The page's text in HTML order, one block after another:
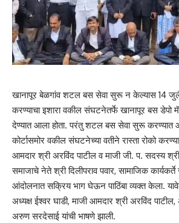
खानापूर बेळगांव शटल बस सेवा सुरू न केल्यास 14 जुलै
करण्याचा इशारा वकील संघटनेतर्फे खानापूर बस डेपो
देण्यात आला होता. परंतु शटल बस सेवा सुरू करण्यात
कोर्टासमोर वकील संघटनेच्या वतीने रास्ता रोको
आमदार श्री अरविंद पाटील व माजी जी. प. सदस्य श्री
समाजाचे नेते श्री दिलीपराव पवार, सामाजिक कार्यकर्ते
आंदोलनात सक्रिय भाग घेऊन पाठिंबा व्यक्त केला.
अध्यक्ष ईश्वर घाडी, माजी आमदार श्री अरविंद
अरुण सरदेसाई यांची भाषणे झाली.